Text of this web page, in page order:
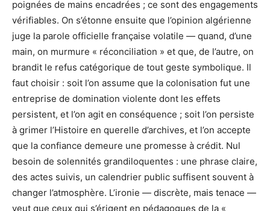
poignées de mains encadrées ; ce sont des engagements
vérifiables. On s’étonne ensuite que l’opinion algérienne
juge la parole officielle française volatile — quand, d’une
main, on murmure « réconciliation » et que, de l’autre, on
brandit le refus catégorique de tout geste symbolique. Il
faut choisir : soit l’on assume que la colonisation fut une
entreprise de domination violente dont les effets
persistent, et l’on agit en conséquence ; soit l’on persiste
à grimer l’Histoire en querelle d’archives, et l’on accepte
que la confiance demeure une promesse à crédit. Nul
besoin de solennités grandiloquentes : une phrase claire,
des actes suivis, un calendrier public suffisent souvent à
changer l’atmosphère. L’ironie — discrète, mais tenace —
veut que ceux qui s’érigent en pédagogues de la «